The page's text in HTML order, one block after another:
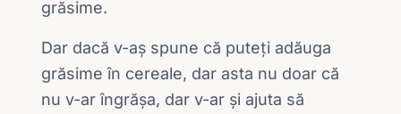
grăsime.
Dar dacă v-aș spune că puteți adăuga
grăsime în cereale, dar asta nu doar că
nu v-ar îngrășa, dar v-ar și ajuta să